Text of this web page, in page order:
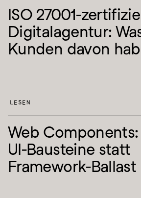
ISO 27001-
Digitalagentur:
Kunden davon
LESEN
Web
UI-Bausteine statt
Framework-Ballast